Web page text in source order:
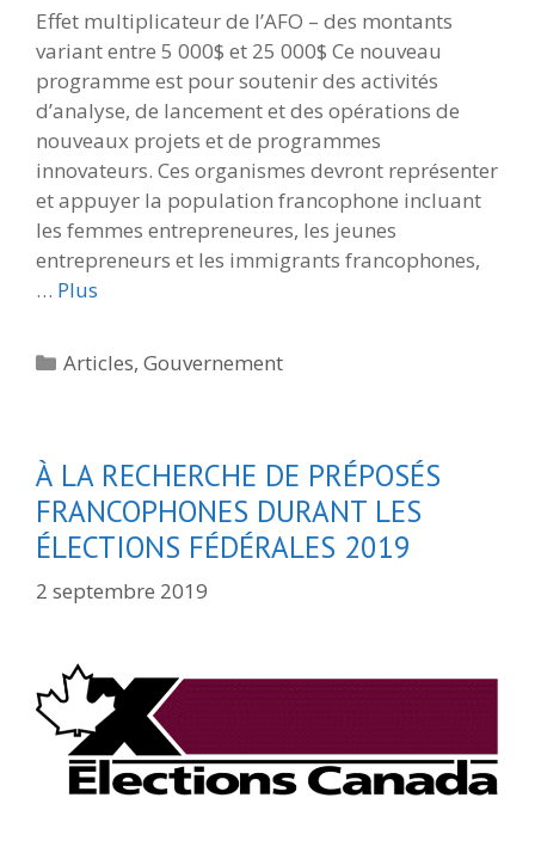
Effet multiplicateur de l’AFO – des montants
variant entre 5 000$ et 25 000$ Ce nouveau
programme est pour soutenir des activités
d’analyse, de lancement et des opérations de
nouveaux projets et de programmes
innovateurs. Ces organismes devront représenter
et appuyer la population francophone incluant
les femmes entrepreneures, les jeunes
entrepreneurs et les immigrants francophones,
… Plus
Catégories
Articles,Gouvernement
À LA RECHERCHE DE PRÉPOSÉS
FRANCOPHONES DURANT LES
ÉLECTIONS FÉDÉRALES 2019
2 septembre 2019